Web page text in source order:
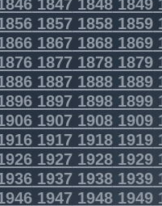
185718581859
186718681869
187718781879
188718881889
189718981899
190719081909
191719181919
192719281929
193719381939
194719481949